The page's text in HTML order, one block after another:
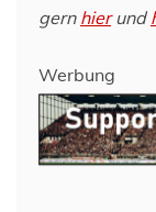
gern hierund
Werbung